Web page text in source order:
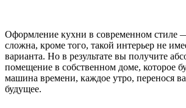
Оформление кухни в современном стиле —
сложна, кроме того, такой интерьер не
варианта. Но в результате вы получите
помещение в собственном доме, которое
машина времени, каждое утро, перенося
будущее.